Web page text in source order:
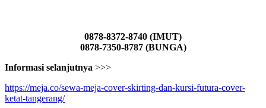
0878-8372-8740 (IMUT)
0878-7350-8787 (BUNGA)
Informasi selanjutnya >>>
https://meja.co/sewa-meja-cover-skirting-dan-kursi-futura-cover-
ketat-tangerang/